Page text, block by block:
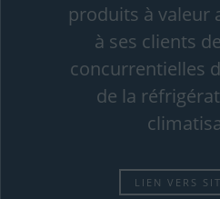
produits à valeur
à ses clients
concurrentielles
de la
LIEN VERS